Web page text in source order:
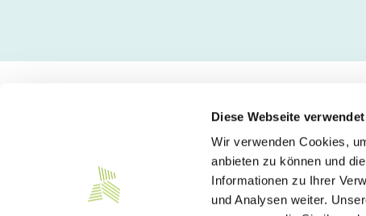
Diese Webseite
Wir verwenden Cookies,
anbieten zu können und
Informationen zu Ihrer
und Analysen weiter.
Südwesttextil e. V.
Türlenstraße 6